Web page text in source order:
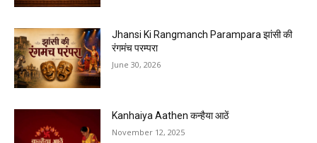
Jhansi Ki Rangmanch Parampara झांसी की
रंगमंच परम्परा
June 30, 2026
Kanhaiya Aathen कन्हैया आठें
November 12, 2025